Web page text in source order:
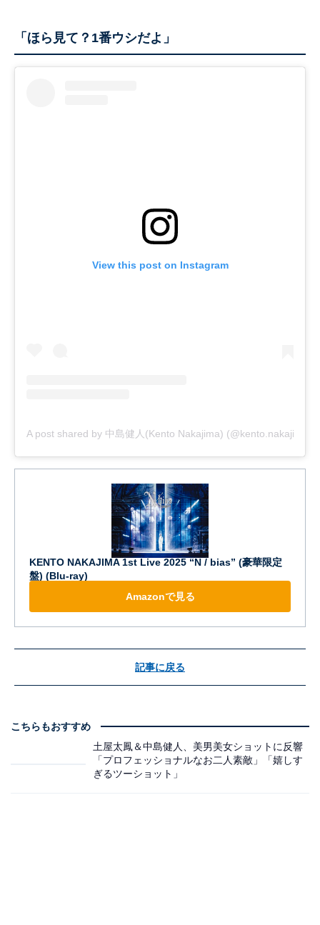
「ほら見て？1番ウシだよ」
View this post on Instagram
A post shared by 中島健人(Kento Nakajima)
KENTO NAKAJIMA 1st Live 2025 “N / bias” (豪華限定
盤) (Blu-ray)
Amazonで見る
記事に戻る
こちらもおすすめ
土屋太鳳＆中島健人、美男美女ショットに反響
「プロフェッショナルなお二人素敵」「嬉しす
ぎるツーショット」